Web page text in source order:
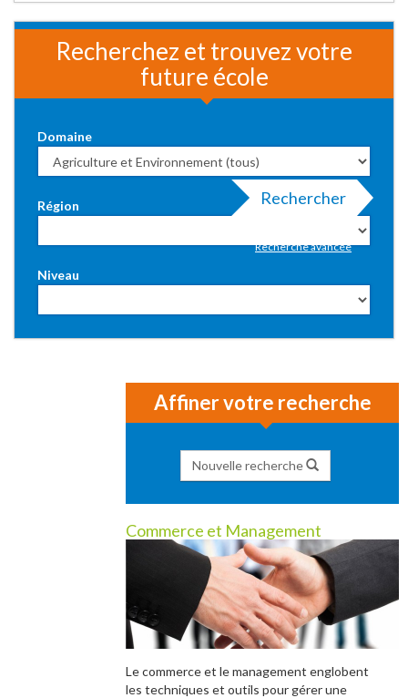
Recherchez et trouvez votre
future école
Domaine
Région
Niveau
Rechercher
Recherche avancée
Affiner votre recherche
Nouvelle recherche
Commerce et Management
Le commerce et le management englobent
les techniques et outils pour gérer une